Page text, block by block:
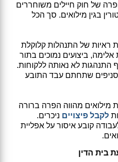
הפרה של חוק חיילים משוחררים
בגין מילואים. סך הכל
ראיות של התנהלות קלוקלת
ביצועים נמוכים בתור
התנהגות לא נאותה ללקוחות.
שתחתם עבד התובע
מילואים מהווה הפרה ברורה
לקבל פיצויים ניכרים.
קובע איסור על אפליית
בית הדין